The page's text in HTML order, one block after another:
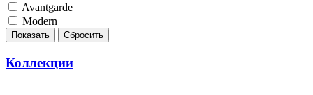
Avantgarde
Modern
Коллекции